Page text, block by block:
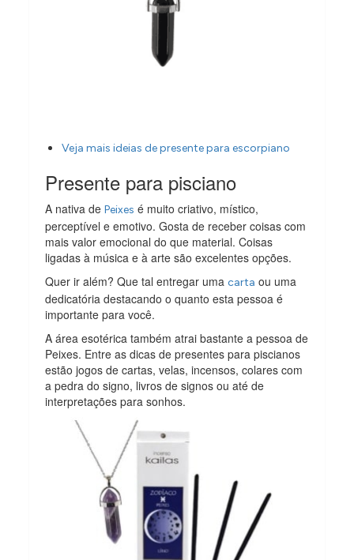
Veja mais ideias de presente para escorpiano
Presente para pisciano
A nativa dePeixes é muito criativo, místico,
perceptível e emotivo. Gosta de receber coisas com
mais valor emocional do que material. Coisas
ligadas à música e à arte são excelentes opções.
Quer ir além? Que tal entregar umacarta ou uma
dedicatória destacando o quanto esta pessoa é
importante para você.
A área esotérica também atrai bastante a pessoa de
Peixes. Entre as dicas de presentes para piscianos
estão jogos de cartas, velas, incensos, colares com
a pedra do signo, livros de signos ou até de
interpretações para sonhos.